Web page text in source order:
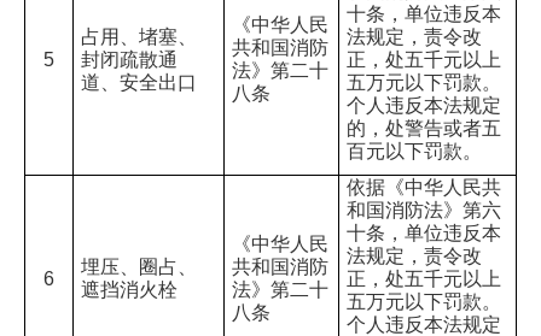
5
占用、堵塞、
封闭疏散通
道、安全出口
《中华人民
共和国消防
法》第二十
八条
十条，单位违反本
法规定，责令改
正，处五千元以上
五万元以下罚款。
个人违反本法规定
的，处警告或者五
百元以下罚款。
6
埋压、圈占、
遮挡消火栓
《中华人民
共和国消防
法》第二十
八条
依据《中华人民共
和国消防法》第六
十条，单位违反本
法规定，责令改
正，处五千元以上
五万元以下罚款。
个人违反本法规定